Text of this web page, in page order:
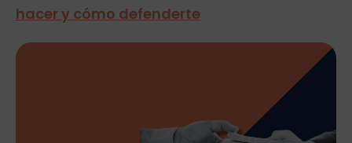
hacer y cómo defenderte